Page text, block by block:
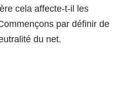
cela affecte-t-il les
par définir de
du net.